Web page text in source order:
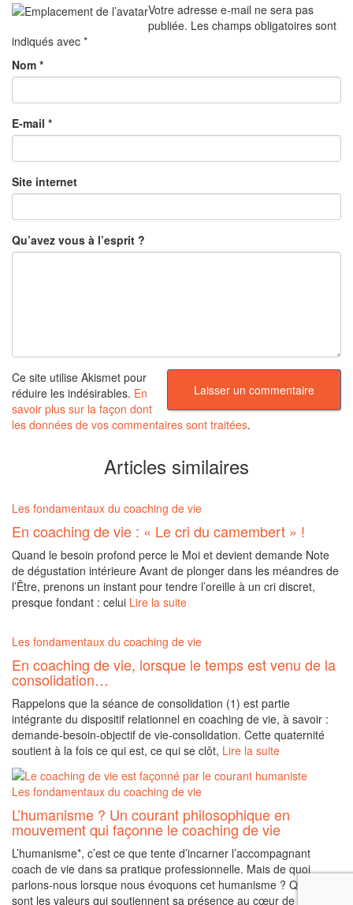
Votre adresse e-mail ne sera pas
publiée. Les champs obligatoires sont
indiqués avec *
Nom *
E-mail *
Site internet
Qu’avez vous à l’esprit ?
Ce site utilise Akismet pour
réduire les indésirables. En
savoir plus sur la façon dont
les données de vos commentaires sont traitées.
Articles similaires
Les fondamentaux du coaching de vie
En coaching de vie : « Le cri du camembert » !
Quand le besoin profond perce le Moi et devient demande Note
de dégustation intérieure Avant de plonger dans les méandres de
l’Être, prenons un instant pour tendre l’oreille à un cri discret,
presque fondant : celui Lire la suite
Les fondamentaux du coaching de vie
En coaching de vie, lorsque le temps est venu de la
consolidation…
Rappelons que la séance de consolidation (1) est partie
intégrante du dispositif relationnel en coaching de vie, à savoir :
demande-besoin-objectif de vie-consolidation. Cette quaternité
soutient à la fois ce qui est, ce qui se clôt, Lire la suite
Les fondamentaux du coaching de vie
L’humanisme ? Un courant philosophique en
mouvement qui façonne le coaching de vie
L’humanisme*, c’est ce que tente d’incarner l’accompagnant
coach de vie dans sa pratique professionnelle. Mais de quoi
parlons-nous lorsque nous évoquons cet humanisme ? Quelles
sont les valeurs qui soutiennent sa présence au cœur de cette